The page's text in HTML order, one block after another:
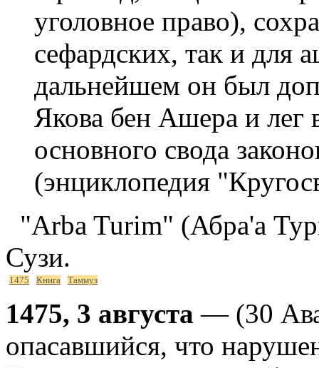
уголовное право),
сефардских, так и для
дальнейшем он был
Якова бен Ашера и
основного свода
(энциклопедия
"Arba Turim" (Абра'а
Сузи.
1475 Книга Таммуз
1475, 3 августа — (30
опасавшийся, что